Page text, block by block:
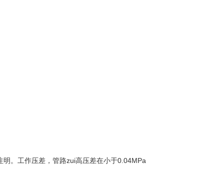
。工作压差，管路zui高压差在小于0.04MPa